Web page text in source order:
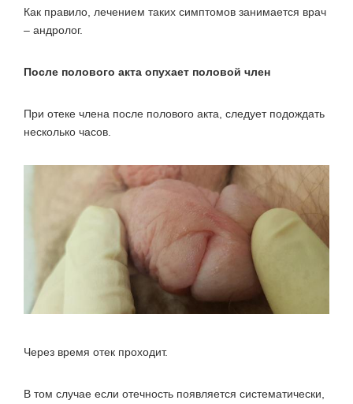
Как правило, лечением таких симптомов занимается врач
– андролог.
После полового акта опухает половой член
При отеке члена после полового акта, следует подождать
несколько часов.
Через время отек проходит.
В том случае если отечность появляется систематически,